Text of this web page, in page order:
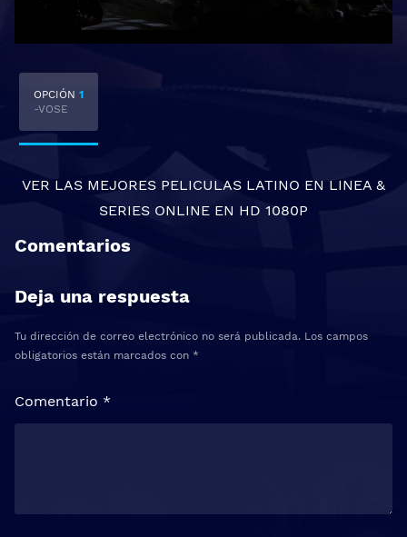
OPCIÓN 1
-VOSE
VER LAS MEJORES PELICULAS LATINO EN LINEA &
SERIES ONLINE EN HD 1080P
Comentarios
Deja una respuesta
Tu dirección de correo electrónico no será publicada. Los campos
obligatorios están marcados con *
Comentario *